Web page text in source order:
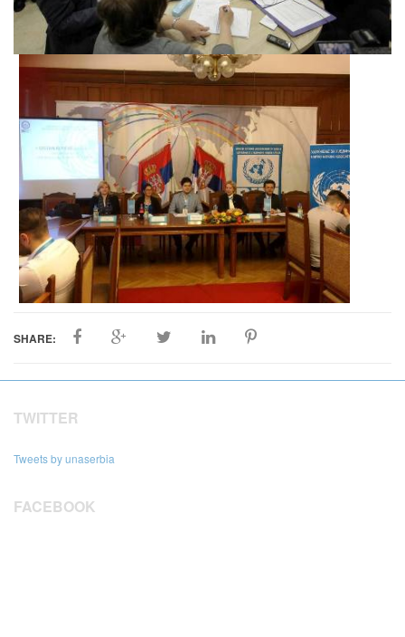
SHARE:
TWITTER
Tweets by unaserbia
FACEBOOK